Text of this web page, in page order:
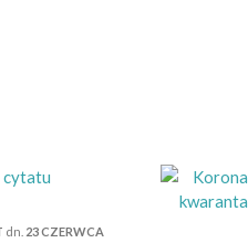
dn. 23 CZERWCA